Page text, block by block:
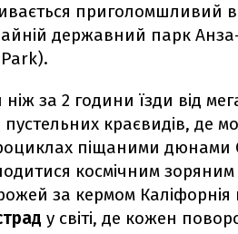
приголомшливий
державний парк
за 2 години їзди від
пустельних краєвидів, де
піщаними дюнами
космічним
за кермом Каліфорнія
у світі, де кожен